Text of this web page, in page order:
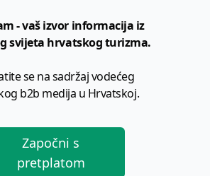
- vaš izvor informacija iz
svijeta hrvatskog turizma.
se na sadržaj vodećeg
b2b medija u Hrvatskoj.
Započni s
pretplatom